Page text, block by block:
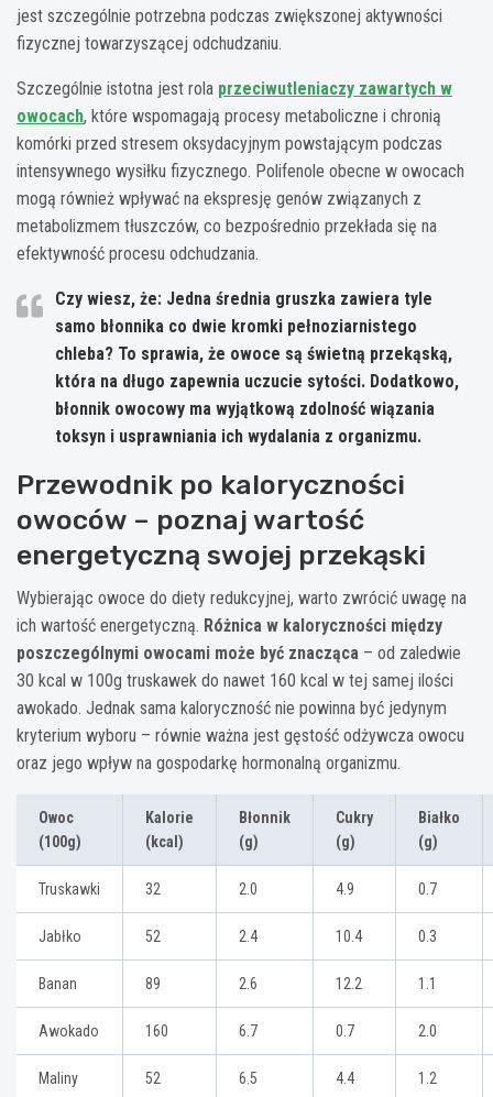
jest szczególnie potrzebna podczas zwiększonej aktywności
fizycznej towarzyszącej odchudzaniu.
Szczególnie istotna jest rola przeciwutleniaczy zawartych w
owocach, które wspomagają procesy metaboliczne i chronią
komórki przed stresem oksydacyjnym powstającym podczas
intensywnego wysiłku fizycznego. Polifenole obecne w owocach
mogą również wpływać na ekspresję genów związanych z
metabolizmem tłuszczów, co bezpośrednio przekłada się na
efektywność procesu odchudzania.
Czy wiesz, że: Jedna średnia gruszka zawiera tyle
samo błonnika co dwie kromki pełnoziarnistego
chleba? To sprawia, że owoce są świetną przekąską,
która na długo zapewnia uczucie sytości. Dodatkowo,
błonnik owocowy ma wyjątkową zdolność wiązania
toksyn i usprawniania ich wydalania z organizmu.
Przewodnik po kaloryczności
owoców – poznaj wartość
energetyczną swojej przekąski
Wybierając owoce do diety redukcyjnej, warto zwrócić uwagę na
ich wartość energetyczną. Różnica w kaloryczności między
poszczególnymi owocami może być znacząca – od zaledwie
30 kcal w 100g truskawek do nawet 160 kcal w tej samej ilości
awokado. Jednak sama kaloryczność nie powinna być jedynym
kryterium wyboru – równie ważna jest gęstość odżywcza owocu
oraz jego wpływ na gospodarkę hormonalną organizmu.
Owoc
(100g)
Kalorie
(kcal)
Błonnik
(g)
Cukry
(g)
Białko
(g)
Truskawki 32 2.0 4.9 0.7
Jabłko 52 2.4 10.4 0.3
Banan 89 2.6 12.2 1.1
Awokado 160 6.7 0.7 2.0
Maliny 52 6.5 4.4 1.2